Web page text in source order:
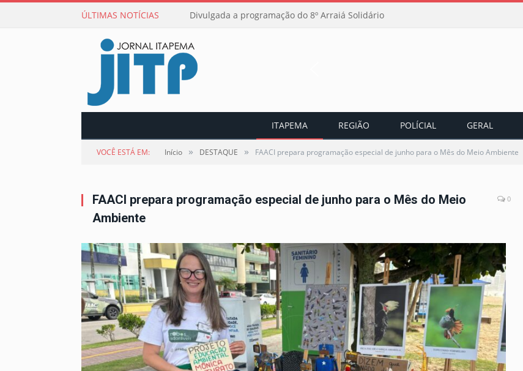
ÚLTIMAS NOTÍCIAS Divulgada a programação do 8º Arraiá Solidário
ITAPEMA REGIÃO POLÍCIAL GERAL
VOCÊ ESTÁ EM: Início » DESTAQUE » FAACI prepara programação especial de junho para o Mês do Meio Ambiente
FAACI prepara programação especial de junho para o Mês do Meio
Ambiente
0